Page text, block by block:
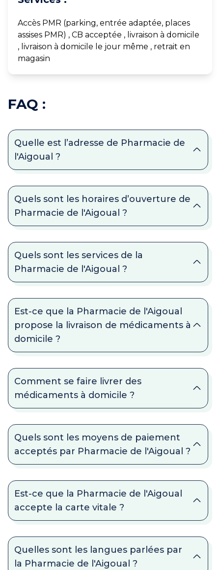
Accès PMR (parking, entrée adaptée, places
assises PMR) , CB acceptée , livraison à domicile
, livraison à domicile le jour même , retrait en
magasin
FAQ :
Quelle est l’adresse de Pharmacie de
l'Aigoual ?
Quels sont les horaires d’ouverture de
Pharmacie de l'Aigoual ?
Quels sont les services de la
Pharmacie de l'Aigoual ?
Est-ce que la Pharmacie de l'Aigoual
propose la livraison de médicaments à
domicile ?
Comment se faire livrer des
médicaments à domicile ?
Quels sont les moyens de paiement
acceptés par Pharmacie de l'Aigoual ?
Est-ce que la Pharmacie de l'Aigoual
accepte la carte vitale ?
Quelles sont les langues parlées par
la Pharmacie de l'Aigoual ?